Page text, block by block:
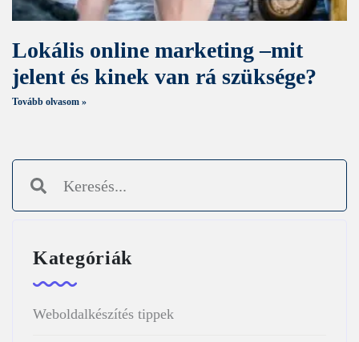
Lokális online marketing –mit
jelent és kinek van rá szüksége?
Tovább olvasom »
Kategóriák
Weboldalkészítés tippek